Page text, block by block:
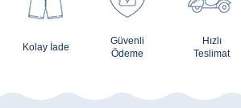
Kolay İade
Güvenli
Ödeme
Hızlı
Teslimat